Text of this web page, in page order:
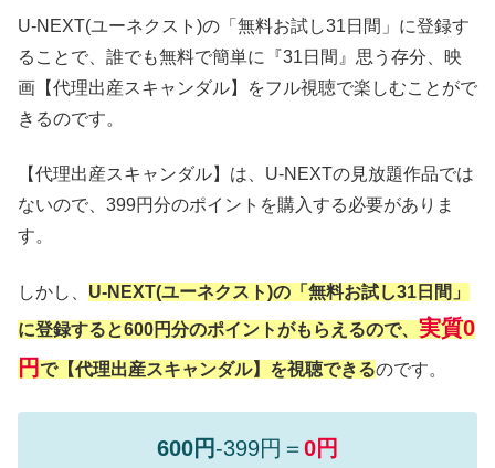
U-NEXT(ユーネクスト)の「無料お試し31日間」に登録す
ることで、誰でも無料で簡単に『31日間』思う存分、映
画【代理出産スキャンダル】をフル視聴で楽しむことがで
きるのです。
【代理出産スキャンダル】は、U-NEXTの見放題作品では
ないので、399円分のポイントを購入する必要がありま
す。
しかし、 U-NEXT(ユーネクスト)の「無料お試し31日間」
に登録すると600円分のポイントがもらえるので、 実質0
円で【代理出産スキャンダル】を視聴できるのです。
600円-399円＝0円